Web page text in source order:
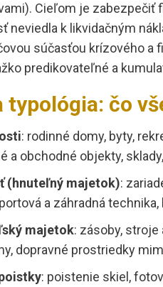
Cieľom je zabezpečiť
neviedla k likvidačným
súčasťou krízového a
predikovateľné a
typológia: čo
: rodinné domy, byty,
a obchodné objekty,
(hnuteľný majetok):
a záhradná technika,
majetok: zásoby,
dopravné prostriedky
: poistenie skiel,